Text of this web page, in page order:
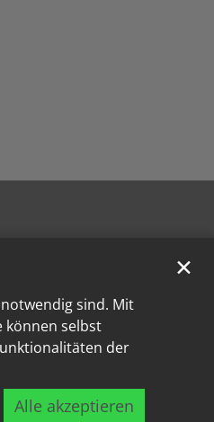
sind. Mit
können selbst
der
Alle akzeptieren
✕